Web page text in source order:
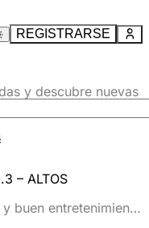
REGISTRARSE
y descubre nuevas
– ALTOS
buen entretenimiento